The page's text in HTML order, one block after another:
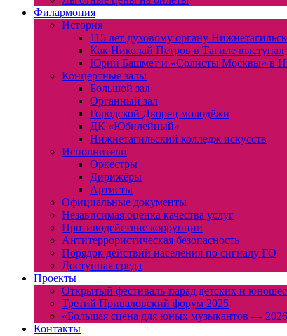
Филармония
История
115 лет духовому органу
Как Николай Петров в Тагиле выступал
Юрий Башмет и «Солисты Москвы» в
Концертные залы
Большой зал
Органный зал
Городской Дворец молодёжи
ДК «Юбилейный»
Нижнетагильский колледж искусств
Исполнители
Оркестры
Дирижёры
Артисты
Официальные документы
Независимая оценка качества услуг
Противодействие коррупции
Антитеррористическая безопасность
Порядок действий населения по сигналу ГО
Доступная среда
Проекты
Открытый фестиваль-парад детских и
Третий Приваловский форум 2025
«Большая сцена для юных музыкантов —
Контакты